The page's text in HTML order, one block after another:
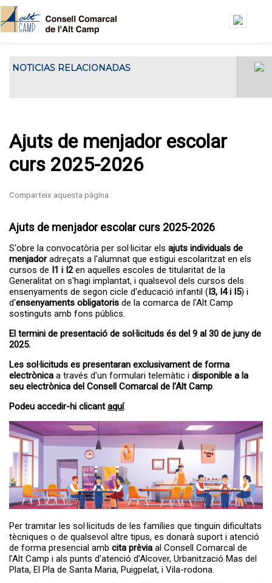
NOTICIAS RELACIONADAS
Servei de transport escolar
tarifat curs 2026-2027
A partir del dia 27 de juliol s'obrirà el...
El TROS FEST reuneix prop
de 500 persones en la seva
primera edició i posa en
valor el talent jove de l’Alt
Camp
La primera edició del TROS FEST –
Festival...
Ajuts de menjador escolar
curs 2025-2026
Ajuts de menjador escolar curs 2025-2026
S'obre la convocatòria per sol·licitar els ajuts individuals de
menjadoradreçats a l'alumnat que estigui escolaritzat en els
cursos de I1 i I2en aquelles escoles de titularitat de la
Generalitat on s'hagi implantat, i qualsevol dels cursos dels
ensenyaments de segon cicle d'educació infantil (I3, I4 i I5) i
d'ensenyaments obligatoris de la comarca de l'Alt Camp
sostinguts amb fons públics.
El termini de presentació de sol·licituds és del 9 al 30 de juny de
2025.
Les sol·licituds es presentaran exclusivament de forma
electrònica a través d'un formulari telemàtic i disponible a la
seu electrònica del Consell Comarcal de l'Alt Camp.
Podeu accedir-hi clicant aquí.
Per tramitar les sol·licituds de les famílies que tinguin dificultats
tècniques o de qualsevol altre tipus, es donarà suport i atenció
de forma presencial amb cita prèvia al Consell Comarcal de
l'Alt Camp i als punts d'atenció d'Alcover, Urbanització Mas del
Plata, El Pla de Santa Maria, Puigpelat, i Vila-rodona.